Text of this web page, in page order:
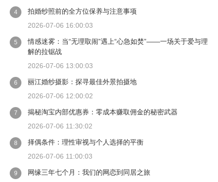
4
拍婚纱照前的全方位保养与注意事项
2026-07-06 16:00:03
5
情感迷雾：当“无理取闹”遇上“心急如焚”——一场关于爱与理
解的拉锯战
2026-07-06 13:00:03
6
丽江婚纱摄影：探寻最佳外景拍摄地
2026-07-06 12:00:02
7
揭秘淘宝内部优惠券：零成本赚取佣金的秘密武器
2026-07-06 11:30:02
8
择偶条件：理性审视与个人选择的平衡
2026-07-06 11:00:03
9
网缘三年七个月：我们的网恋到同居之旅